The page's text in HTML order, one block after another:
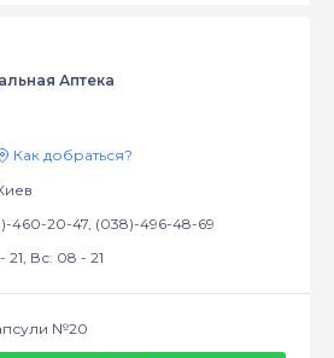
Аптека
Как добраться?
460-20-47, (038)-496-48-69
Вс: 08 - 21
№20